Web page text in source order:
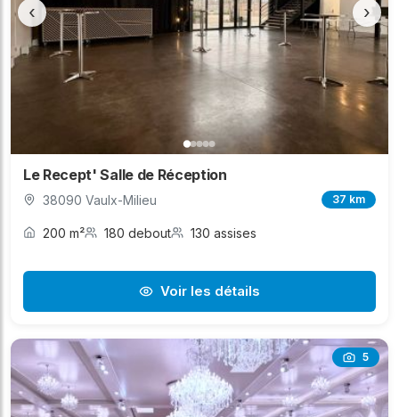
‹ ›
Le Recept' Salle de Réception
38090 Vaulx-Milieu 37 km
200 m² 180 debout 130 assises
Voir les détails
5